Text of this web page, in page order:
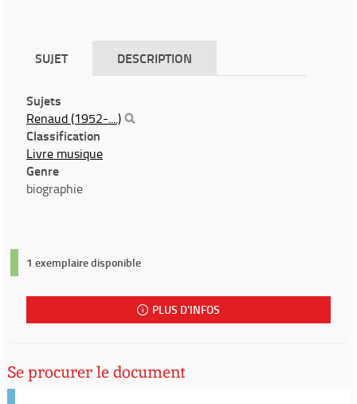
SUJET DESCRIPTION
Sujets
Renaud (1952-....)
Classification
Livre musique
Genre
biographie
1 exemplaire disponible
PLUS D'INFOS
Se procurer le document